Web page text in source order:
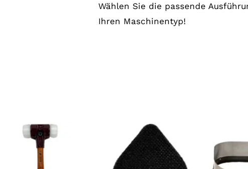
Wählen Sie die passende
Ihren Maschinentyp!